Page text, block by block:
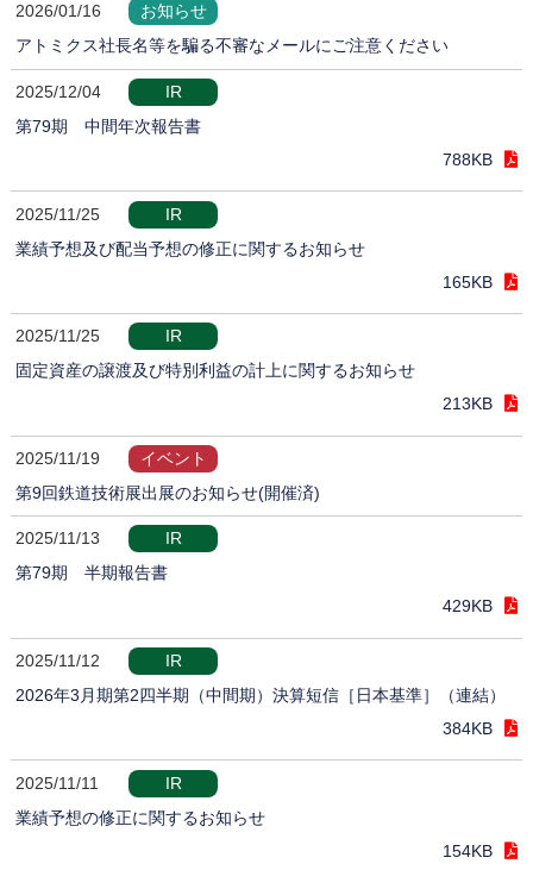
2026/01/16
お知らせ
アトミクス社長名等を騙る不審なメールにご注意ください
2025/12/04
IR
第79期 中間年次報告書
788KB
2025/11/25
IR
業績予想及び配当予想の修正に関するお知らせ
165KB
2025/11/25
IR
固定資産の譲渡及び特別利益の計上に関するお知らせ
213KB
2025/11/19
イベント
第9回鉄道技術展出展のお知らせ(開催済)
2025/11/13
IR
第79期 半期報告書
429KB
2025/11/12
IR
2026年3月期第2四半期（中間期）決算短信［日本基準］（連結）
384KB
2025/11/11
IR
業績予想の修正に関するお知らせ
154KB